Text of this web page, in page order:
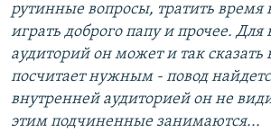
рутинные вопросы, тратить время
играть доброго папу и прочее.
аудиторий он может и так сказать
посчитает нужным - повод
внутренней аудиторией он не
этим подчиненные занимаются...